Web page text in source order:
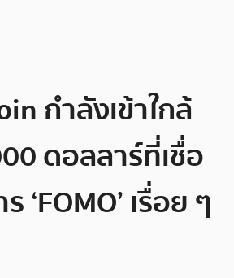
กำลังเข้าใกล้
ดอลลาร์ที่เชื่อ
‘FOMO’ เรื่อย ๆ